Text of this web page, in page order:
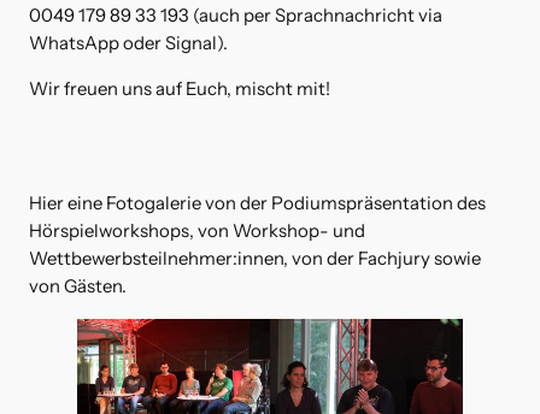
0049 179 89 33 193 (auch per Sprachnachricht via
WhatsApp oder Signal).
Wir freuen uns auf Euch, mischt mit!
Hier eine Fotogalerie von der Podiumspräsentation des
Hörspielworkshops, von Workshop- und
Wettbewerbsteilnehmer:innen, von der Fachjury sowie
von Gästen.